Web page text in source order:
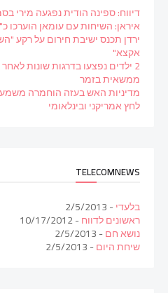
דיווח: ספינה הודית נפגעה מירי
איראן: השיחות עם עומאן הוערכו
ירדן תכנס ישיבת חירום על רקע
אקצא"
2 ילדים נפצעו בדרגות שונות
ממשאית בזמר
מדיניות האש בעזה הוחמרה
לחץ אמריקני ובינלאומי
TELECOMNEWS
בלעדי- 2/5/2013
ראשונים לדווח- 10/17/2012
נושא חם- 2/5/2013
שיחת היום- 2/5/2013